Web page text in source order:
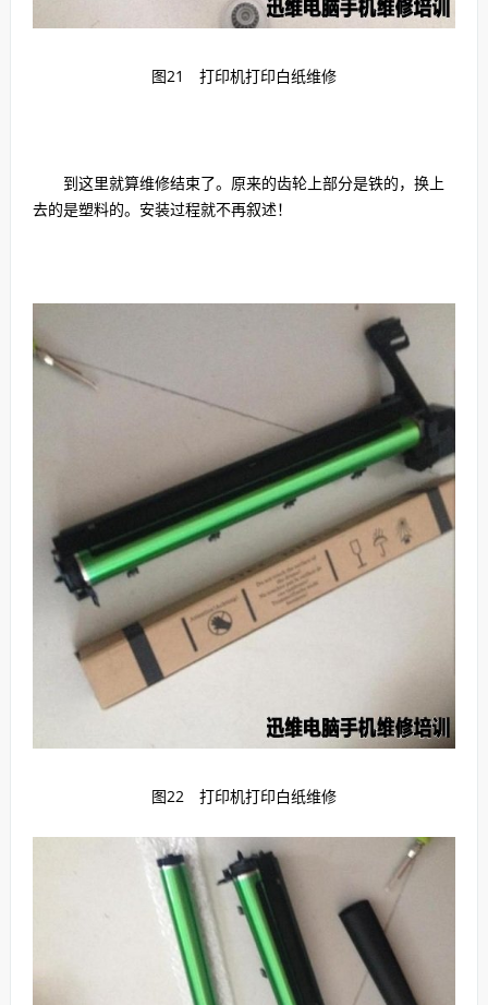
图21 打印机打印白纸维修
到这里就算维修结束了。原来的齿轮上部分是铁的，换上
去的是塑料的。安装过程就不再叙述！
图22 打印机打印白纸维修